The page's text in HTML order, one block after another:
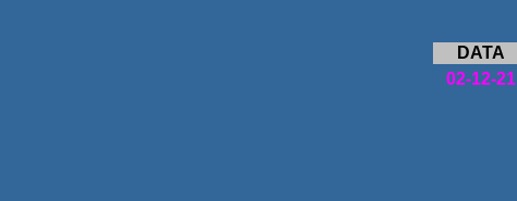
DATA
02-12-21